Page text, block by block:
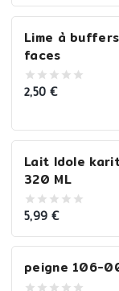
of
5
Lime à
faces
0
2,50 €
Lait Idole
320 ML
0
of
5
5,99 €
peigne 106-